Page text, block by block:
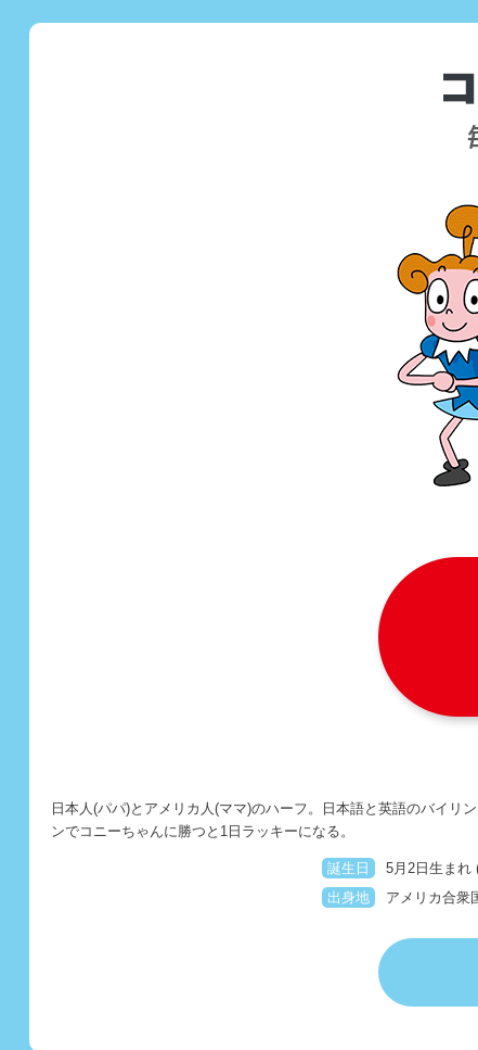
日本人(パパ)とアメリカ人(ママ)のハーフ。日本語と英語のバイ
ンでコニーちゃんに勝つと1日ラッキーになる。
誕生日
5月2日生まれ
出身地
アメリカ合衆